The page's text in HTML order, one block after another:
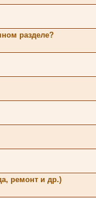
разделе?
ремонт и др.)